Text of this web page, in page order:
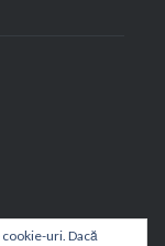
uri. Dacă